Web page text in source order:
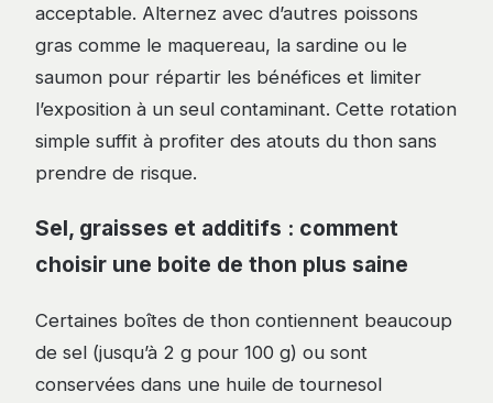
acceptable. Alternez avec d’autres poissons
gras comme le maquereau, la sardine ou le
saumon pour répartir les bénéfices et limiter
l’exposition à un seul contaminant. Cette rotation
simple suffit à profiter des atouts du thon sans
prendre de risque.
Sel, graisses et additifs : comment
choisir une boite de thon plus saine
Certaines boîtes de thon contiennent beaucoup
de sel (jusqu’à 2 g pour 100 g) ou sont
conservées dans une huile de tournesol